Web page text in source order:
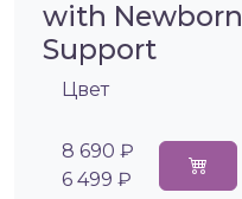
with Newborn
Support
Цвет
8 690 ₽
6 499 ₽